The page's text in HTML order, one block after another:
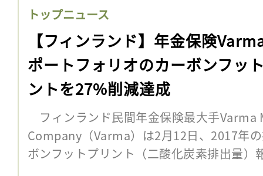
トップニュース
【フィンランド】年金保険
ポートフォリオのカーボンフッ
ントを27%削減達成
フィンランド民間年金保険最大手
Company（Varma）は2月12日、2017年
ボンフットプリント（二酸化炭素排出量